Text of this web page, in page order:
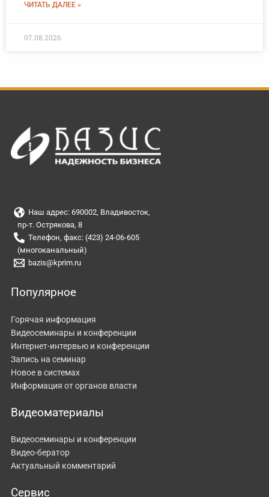
ЧИТАТЬ ДАЛЕЕ »
07.08.2026
Наш адрес: 690002, Владивосток,
пр-т. Острякова, 8
Телефон, факс: (423) 24-06-605
(многоканальный)
bazis@kprim.ru
Популярное
Горячая информация
Видеосеминары и конференции
Интернет-интервью и конференции
Запись на семинар
Новое в системах
Информация от органов власти
Видеоматериалы
Видеосеминары и конференции
Видео-бератор
Актуальный комментарий
Сервис